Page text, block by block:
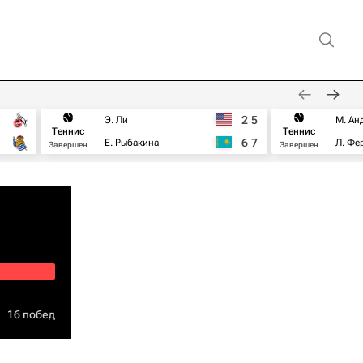
Теннис
Завершен
Э. Ли
Е. Рыбакина
2 5
6 7
Теннис
Завершен
М.
Л.
16 побед